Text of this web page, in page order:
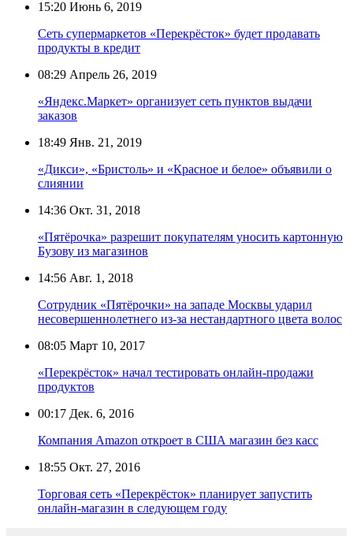
15:20 Июнь 6, 2019
Сеть супермаркетов «Перекрёсток» будет продавать
продукты в кредит
08:29 Апрель 26, 2019
«Яндекс.Маркет» организует сеть пунктов выдачи
заказов
18:49 Янв. 21, 2019
«Дикси», «Бристоль» и «Красное и белое» объявили о
слиянии
14:36 Окт. 31, 2018
«Пятёрочка» разрешит покупателям уносить картонную
Бузову из магазинов
14:56 Авг. 1, 2018
Сотрудник «Пятёрочки» на западе Москвы ударил
несовершеннолетнего из-за нестандартного цвета волос
08:05 Март 10, 2017
«Перекрёсток» начал тестировать онлайн-продажи
продуктов
00:17 Дек. 6, 2016
Компания Amazon откроет в США магазин без касс
18:55 Окт. 27, 2016
Торговая сеть «Перекрёсток» планирует запустить
онлайн-магазин в следующем году